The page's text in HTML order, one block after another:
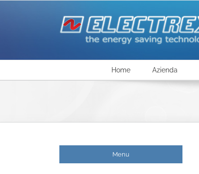
Home Azienda
Menu